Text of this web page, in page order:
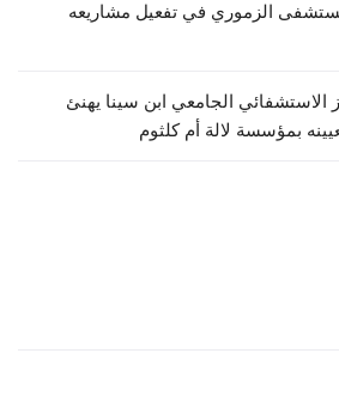
الزموري في تفعيل مشاريعه
الاستشفائي الجامعي ابن سينا يهنئ
بمؤسسة لالة أم كلثوم